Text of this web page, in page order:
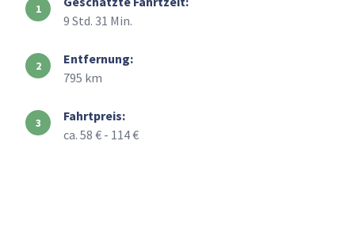
9 Std. 31 Min.
Entfernung:
795 km
Fahrtpreis:
ca. 58 € - 114 €